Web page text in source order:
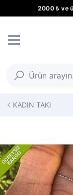
2000 ₺ ve
KADIN TAKI